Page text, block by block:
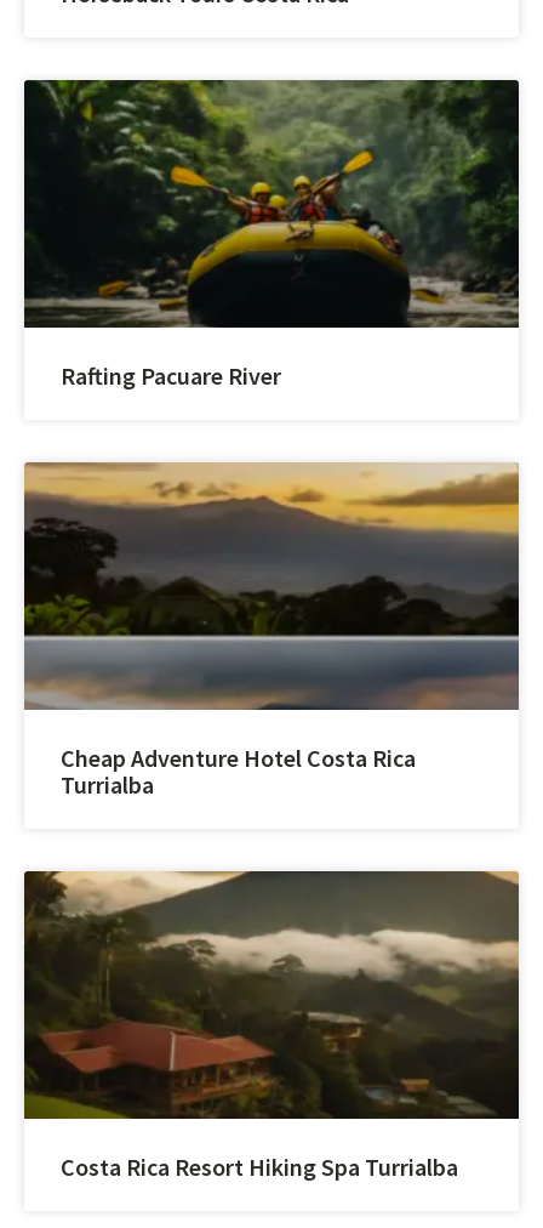
Rafting Pacuare River
Cheap Adventure Hotel Costa Rica
Turrialba
Costa Rica Resort Hiking Spa Turrialba